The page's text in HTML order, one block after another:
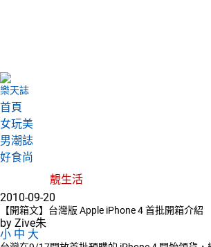
樂天誌
首頁
女玩美
男潮誌
好食尚
靚生活
2010-09-20
【開箱文】台灣版 Apple iPhone 4 首批開箱介紹
by Zive朱
小 中 大